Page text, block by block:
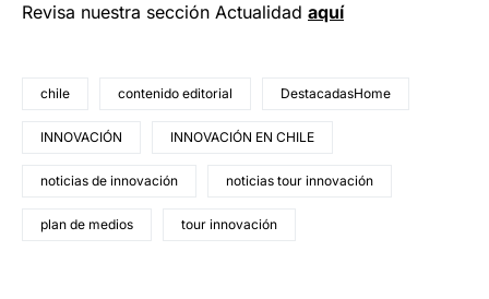
Revisa nuestra sección Actualidad aquí
chile contenido editorial DestacadasHome
INNOVACIÓN INNOVACIÓN EN CHILE
noticias de innovación noticias tour innovación
plan de medios tour innovación